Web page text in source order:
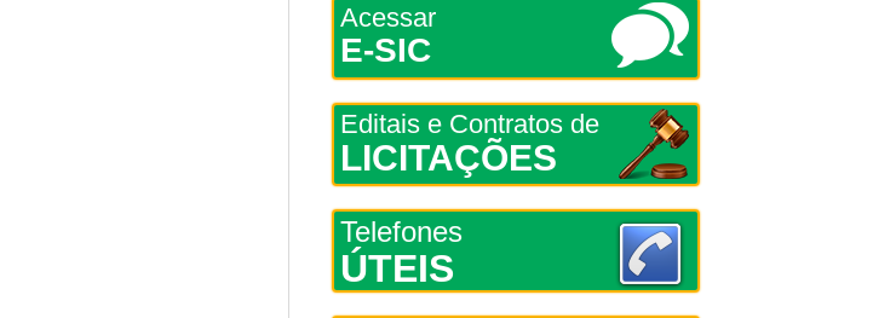
Acessar
E-SIC
Editais e Contratos de
LICITAÇÕES
Telefones
ÚTEIS